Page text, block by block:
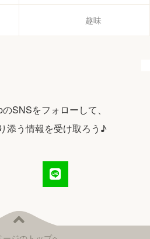
趣味
SNSをフォローして、
添う情報を受け取ろう♪